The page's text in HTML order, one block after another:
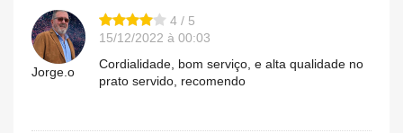
Jorge.o
4 / 5
15/12/2022 à 00:03
Cordialidade, bom serviço, e alta qualidade no
prato servido, recomendo